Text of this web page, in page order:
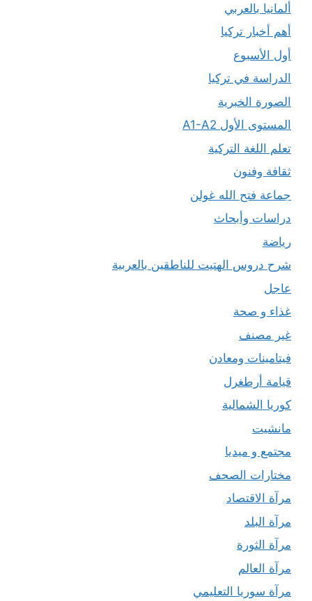
ألمانيا بالعربي
أهم أخبار تركيا
أول الأسبوع
الدراسة في تركيا
الصورة الخبرية
المستوى الأول A1-A2
تعلم اللغة التركية
ثقافة وفنون
جماعة فتح الله غولن
دراسات وأبحاث
رياضة
شرح دروس الهتيت للناطقين بالعربية
عاجل
غذاء و صحة
غير مصنف
فيتامينات ومعادن
قيامة أرطغرل
كوريا الشمالية
مانشيت
مجتمع و ميديا
مختارات الصحف
مرآة الاقتصاد
مرآة البلد
مرآة الثورة
مرآة العالم
مرآة سوريا التعليمي